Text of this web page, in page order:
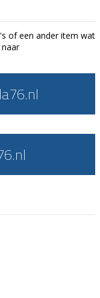
of een ander item wat